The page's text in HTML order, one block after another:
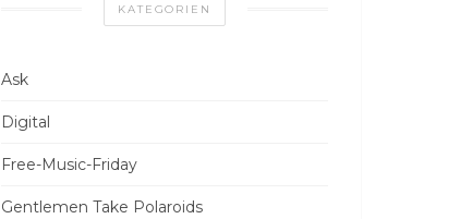
KATEGORIEN
Ask
Digital
Free-Music-Friday
Gentlemen Take Polaroids